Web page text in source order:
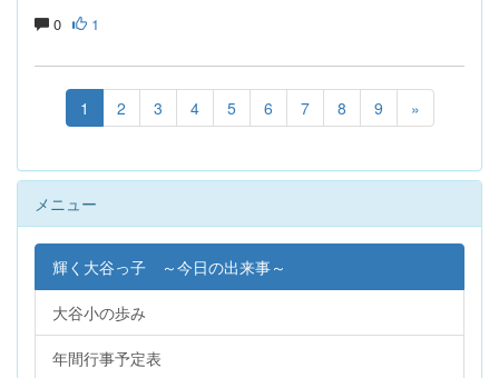
0 1
1 2 3 4 5 6 7 8 9 »
メニュー
輝く大谷っ子 ～今日の出来事～
大谷小の歩み
年間行事予定表